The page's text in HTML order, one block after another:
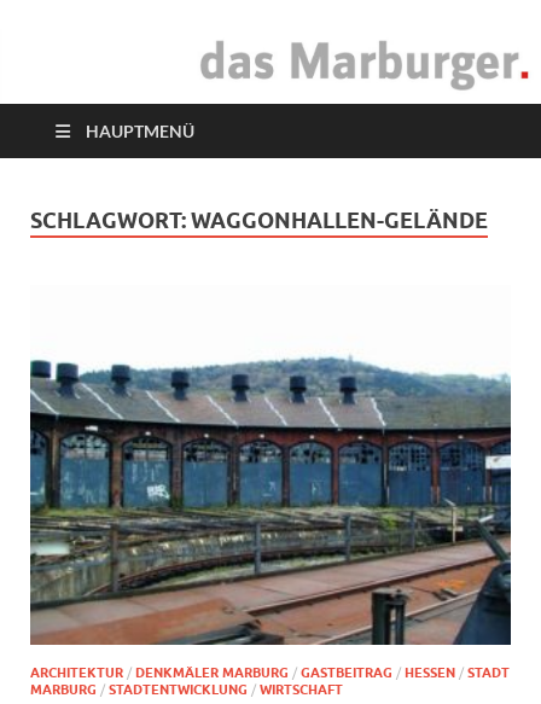
das Marburger.
HAUPTMENÜ
SCHLAGWORT:WAGGONHALLEN-GELÄNDE
ARCHITEKTUR / DENKMÄLER MARBURG / GASTBEITRAG / HESSEN / STADT
MARBURG / STADTENTWICKLUNG / WIRTSCHAFT